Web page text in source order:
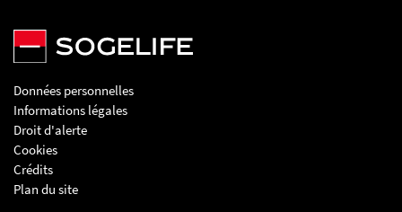
Données personnelles
Informations légales
Droit d'alerte
Cookies
Crédits
Plan du site